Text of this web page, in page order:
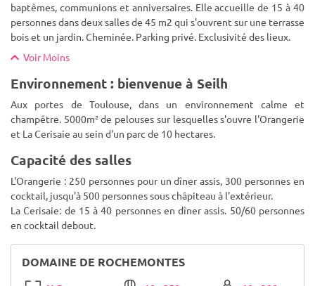
baptêmes, communions et anniversaires. Elle accueille de 15 à 40
personnes dans deux salles de 45 m2 qui s'ouvrent sur une terrasse
bois et un jardin. Cheminée. Parking privé. Exclusivité des lieux.
Voir Moins
Environnement : bienvenue à Seilh
Aux portes de Toulouse, dans un environnement calme et
champêtre. 5000m² de pelouses sur lesquelles s'ouvre l'Orangerie
et La Cerisaie au sein d'un parc de 10 hectares.
Capacité des salles
L'Orangerie : 250 personnes pour un dîner assis, 300 personnes en
cocktail, jusqu'à 500 personnes sous châpiteau à l'extérieur.
La Cerisaie: de 15 à 40 personnes en dîner assis. 50/60 personnes
en cocktail debout.
DOMAINE DE ROCHEMONTES